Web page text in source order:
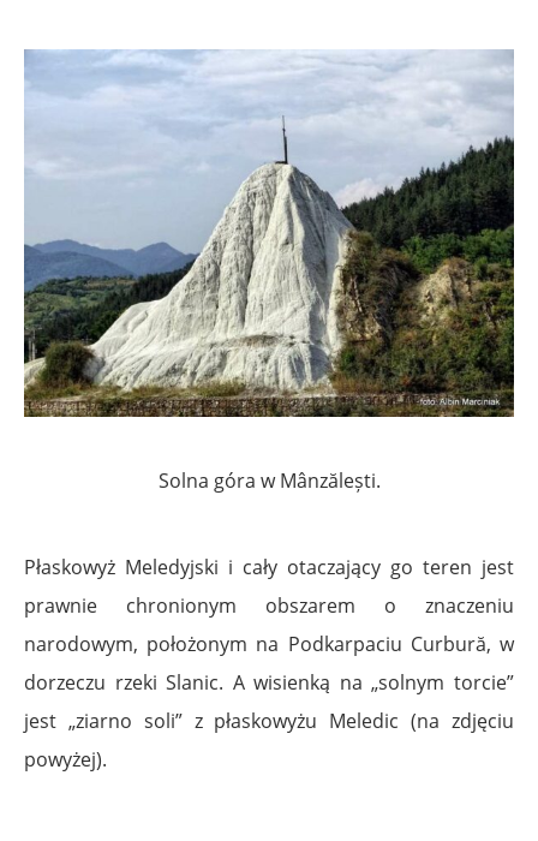
Solna góra w Mânzălești.
Płaskowyż Meledyjski i cały otaczający go teren jest
prawnie chronionym obszarem o znaczeniu
narodowym, położonym na Podkarpaciu Curbură, w
dorzeczu rzeki Slanic. A wisienką na „solnym torcie”
jest „ziarno soli” z płaskowyżu Meledic (na zdjęciu
powyżej).